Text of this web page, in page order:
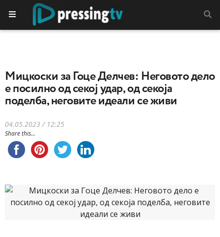
Mицкоски за Гоце Делчев: Неговото дело
е посилно од секој удар, од секоја
поделба, неговите идеали се живи
04.05.2023 / 12:25
Share this...